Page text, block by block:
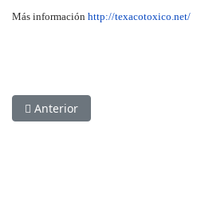
Más información http://texacotoxico.net/
Artículo anterior:
Anterior